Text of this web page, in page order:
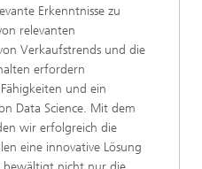
Erkenntnisse zu
relevanten
Verkaufstrends und die
erfordern
und ein
Data Science. Mit dem
wir erfolgreich die
eine innovative Lösung